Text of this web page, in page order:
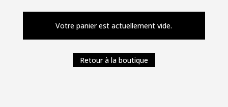
Votre panier est actuellement vide.
Retour à la boutique